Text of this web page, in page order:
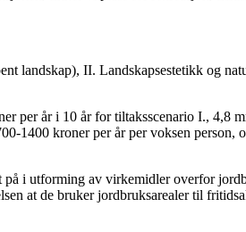
landskap), II. Landskapsestetikk og
per år i 10 år for tiltaksscenario I., 4,8
1400 kroner per år per voksen person,
på i utforming av virkemidler overfor
at de bruker jordbruksarealer til